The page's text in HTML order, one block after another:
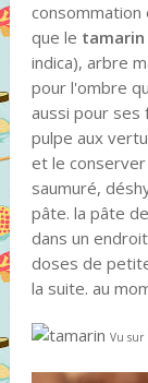
que le tamarin
indica), arbre
pour l'ombre
aussi pour ses
pulpe aux
et le conserver
saumuré,
pâte. la pâte de
dans un
doses de
la suite. au
Vu sur